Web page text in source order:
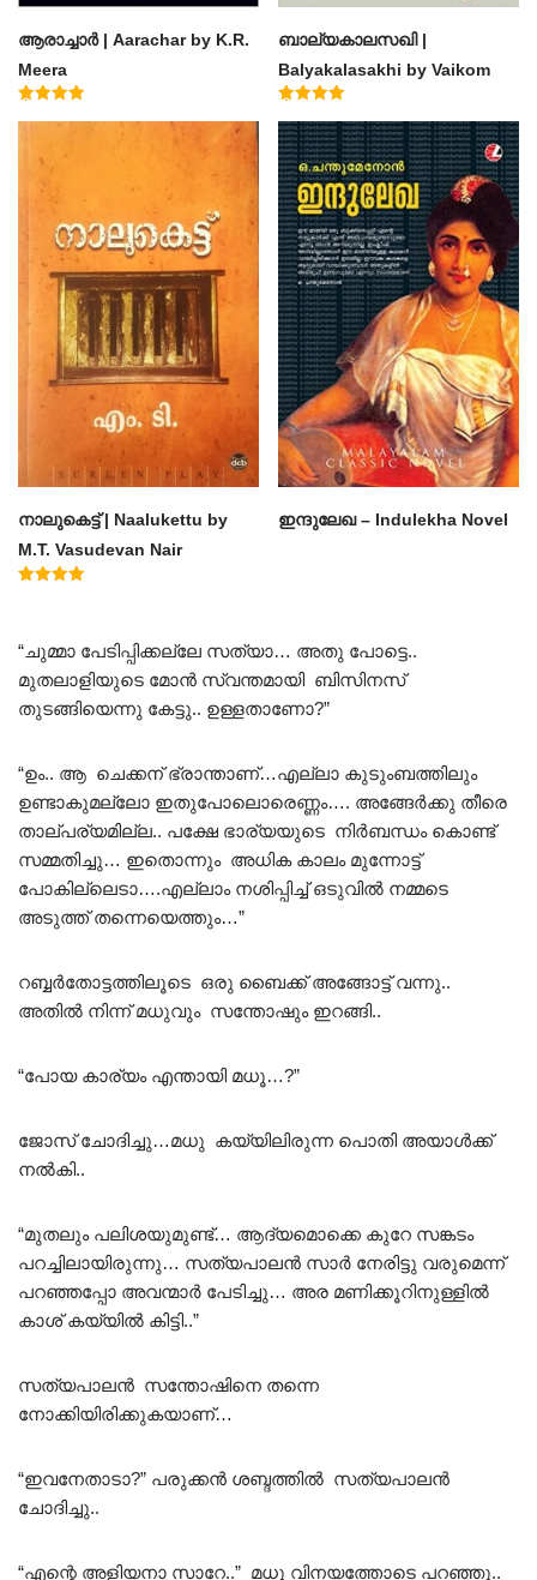
ആരാച്ചാര്‍ | Aarachar by K.R.
Meera
ബാല്യകാലസഖി |
Balyakalasakhi by Vaikom
Muhammad Basheer
4.60
out of 5
നാലുകെട്ട് | Naalukettu by
M.T. Vasudevan Nair
ഇന്ദുലേഖ – Indulekha Novel
“ചുമ്മാ പേടിപ്പിക്കല്ലേ സത്യാ… അതു പോട്ടെ..
മുതലാളിയുടെ മോൻ സ്വന്തമായി ബിസിനസ്
തുടങ്ങിയെന്നു കേട്ടു.. ഉള്ളതാണോ?”
“ഉം.. ആ ചെക്കന് ഭ്രാന്താണ്…എല്ലാ കുടുംബത്തിലും
ഉണ്ടാകുമല്ലോ ഇതുപോലൊരെണ്ണം…. അങ്ങേർക്കു തീരെ
താല്പര്യമില്ല.. പക്ഷേ ഭാര്യയുടെ നിർബന്ധം കൊണ്ട്
സമ്മതിച്ചു… ഇതൊന്നും അധിക കാലം മുന്നോട്ട്
പോകില്ലെടാ….എല്ലാം നശിപ്പിച്ച് ഒടുവിൽ നമ്മടെ
അടുത്ത് തന്നെയെത്തും…”
റബ്ബർതോട്ടത്തിലൂടെ ഒരു ബൈക്ക് അങ്ങോട്ട് വന്നു..
അതിൽ നിന്ന് മധുവും സന്തോഷും ഇറങ്ങി..
“പോയ കാര്യം എന്തായി മധൂ…?”
ജോസ് ചോദിച്ചു…മധു കയ്യിലിരുന്ന പൊതി അയാൾക്ക്
നൽകി..
“മുതലും പലിശയുമുണ്ട്… ആദ്യമൊക്കെ കുറേ സങ്കടം
പറച്ചിലായിരുന്നു… സത്യപാലൻ സാർ നേരിട്ടു വരുമെന്ന്
പറഞ്ഞപ്പോ അവന്മാർ പേടിച്ചു… അര മണിക്കൂറിനുള്ളിൽ
കാശ് കയ്യിൽ കിട്ടി..”
സത്യപാലൻ സന്തോഷിനെ തന്നെ
നോക്കിയിരിക്കുകയാണ്…
“ഇവനേതാടാ?” പരുക്കൻ ശബ്ദത്തിൽ സത്യപാലൻ
ചോദിച്ചു..
“എന്റെ അളിയനാ സാറേ..” മധു വിനയത്തോടെ പറഞ്ഞു..